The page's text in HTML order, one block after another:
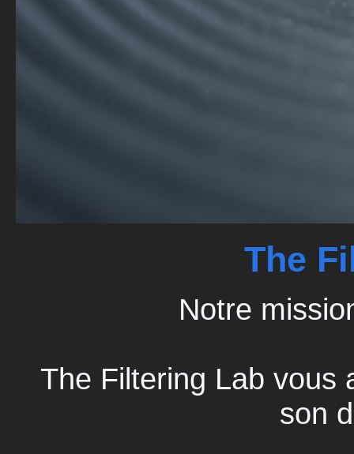
The
Notre
The Filtering Lab vous
son